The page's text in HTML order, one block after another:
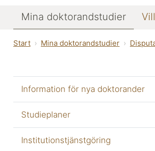
Mina doktorandstudier
Start Mina doktorandstudier
Information för nya doktorander
Studieplaner
Institutionstjänstgöring